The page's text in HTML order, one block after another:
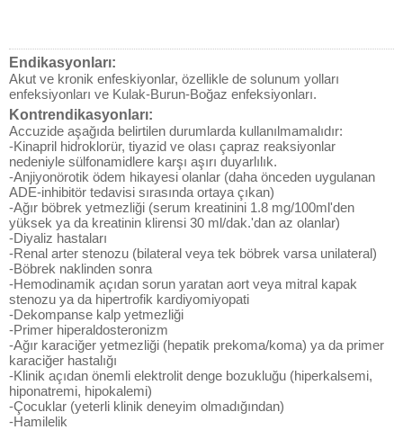
Endikasyonları:
Akut ve kronik enfeskiyonlar, özellikle de solunum yolları
enfeksiyonları ve Kulak-Burun-Boğaz enfeksiyonları.
Kontrendikasyonları:
Accuzide aşağıda belirtilen durumlarda kullanılmamalıdır:
-Kinapril hidroklorür, tiyazid ve olası çapraz reaksiyonlar
nedeniyle sülfonamidlere karşı aşırı duyarlılık.
-Anjiyonörotik ödem hikayesi olanlar (daha önceden uygulanan
ADE-inhibitör tedavisi sırasında ortaya çıkan)
-Ağır böbrek yetmezliği (serum kreatinini 1.8 mg/100ml'den
yüksek ya da kreatinin klirensi 30 ml/dak.'dan az olanlar)
-Diyaliz hastaları
-Renal arter stenozu (bilateral veya tek böbrek varsa unilateral)
-Böbrek naklinden sonra
-Hemodinamik açıdan sorun yaratan aort veya mitral kapak
stenozu ya da hipertrofik kardiyomiyopati
-Dekompanse kalp yetmezliği
-Primer hiperaldosteronizm
-Ağır karaciğer yetmezliği (hepatik prekoma/koma) ya da primer
karaciğer hastalığı
-Klinik açıdan önemli elektrolit denge bozukluğu (hiperkalsemi,
hiponatremi, hipokalemi)
-Çocuklar (yeterli klinik deneyim olmadığından)
-Hamilelik